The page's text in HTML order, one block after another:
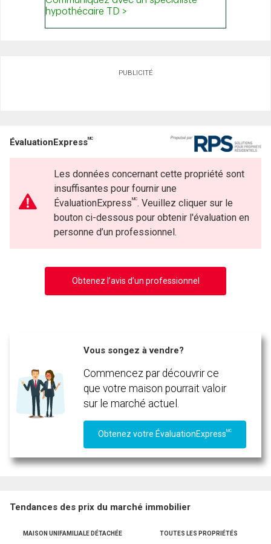
PUBLICITÉ
ÉvaluationExpressMC
Les données concernant cette propriété sont
insuffisantes pour fournir une
ÉvaluationExpressMC. Veuillez cliquer sur le
bouton ci-dessous pour obtenir l'évaluation en
personne d’un professionnel.
Obtenez l’avis d’un professionnel
Vous songez à vendre?
Commencez par découvrir ce
que votre maison pourrait valoir
sur le marché actuel.
Obtenez votre ÉvaluationExpressMC
Tendances des prix du marché immobilier
MAISON UNIFAMILIALE DÉTACHÉE TOUTES LES PROPRIÉTÉS